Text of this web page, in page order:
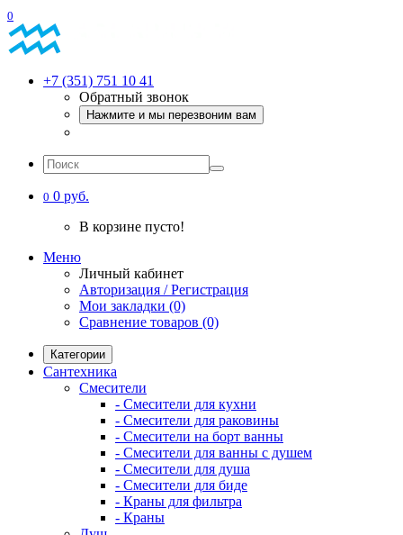
0
+7 (351) 751 10 41
Обратный звонок
Нажмите и мы перезвоним вам
0 0 руб.
В корзине пусто!
Меню
Личный кабинет
Авторизация / Регистрация
Мои закладки (0)
Сравнение товаров (0)
Категории
Сантехника
Смесители
- Смесители для кухни
- Смесители для раковины
- Смесители на борт ванны
- Смесители для ванны с душем
- Смесители для душа
- Смесители для биде
- Краны для фильтра
- Краны